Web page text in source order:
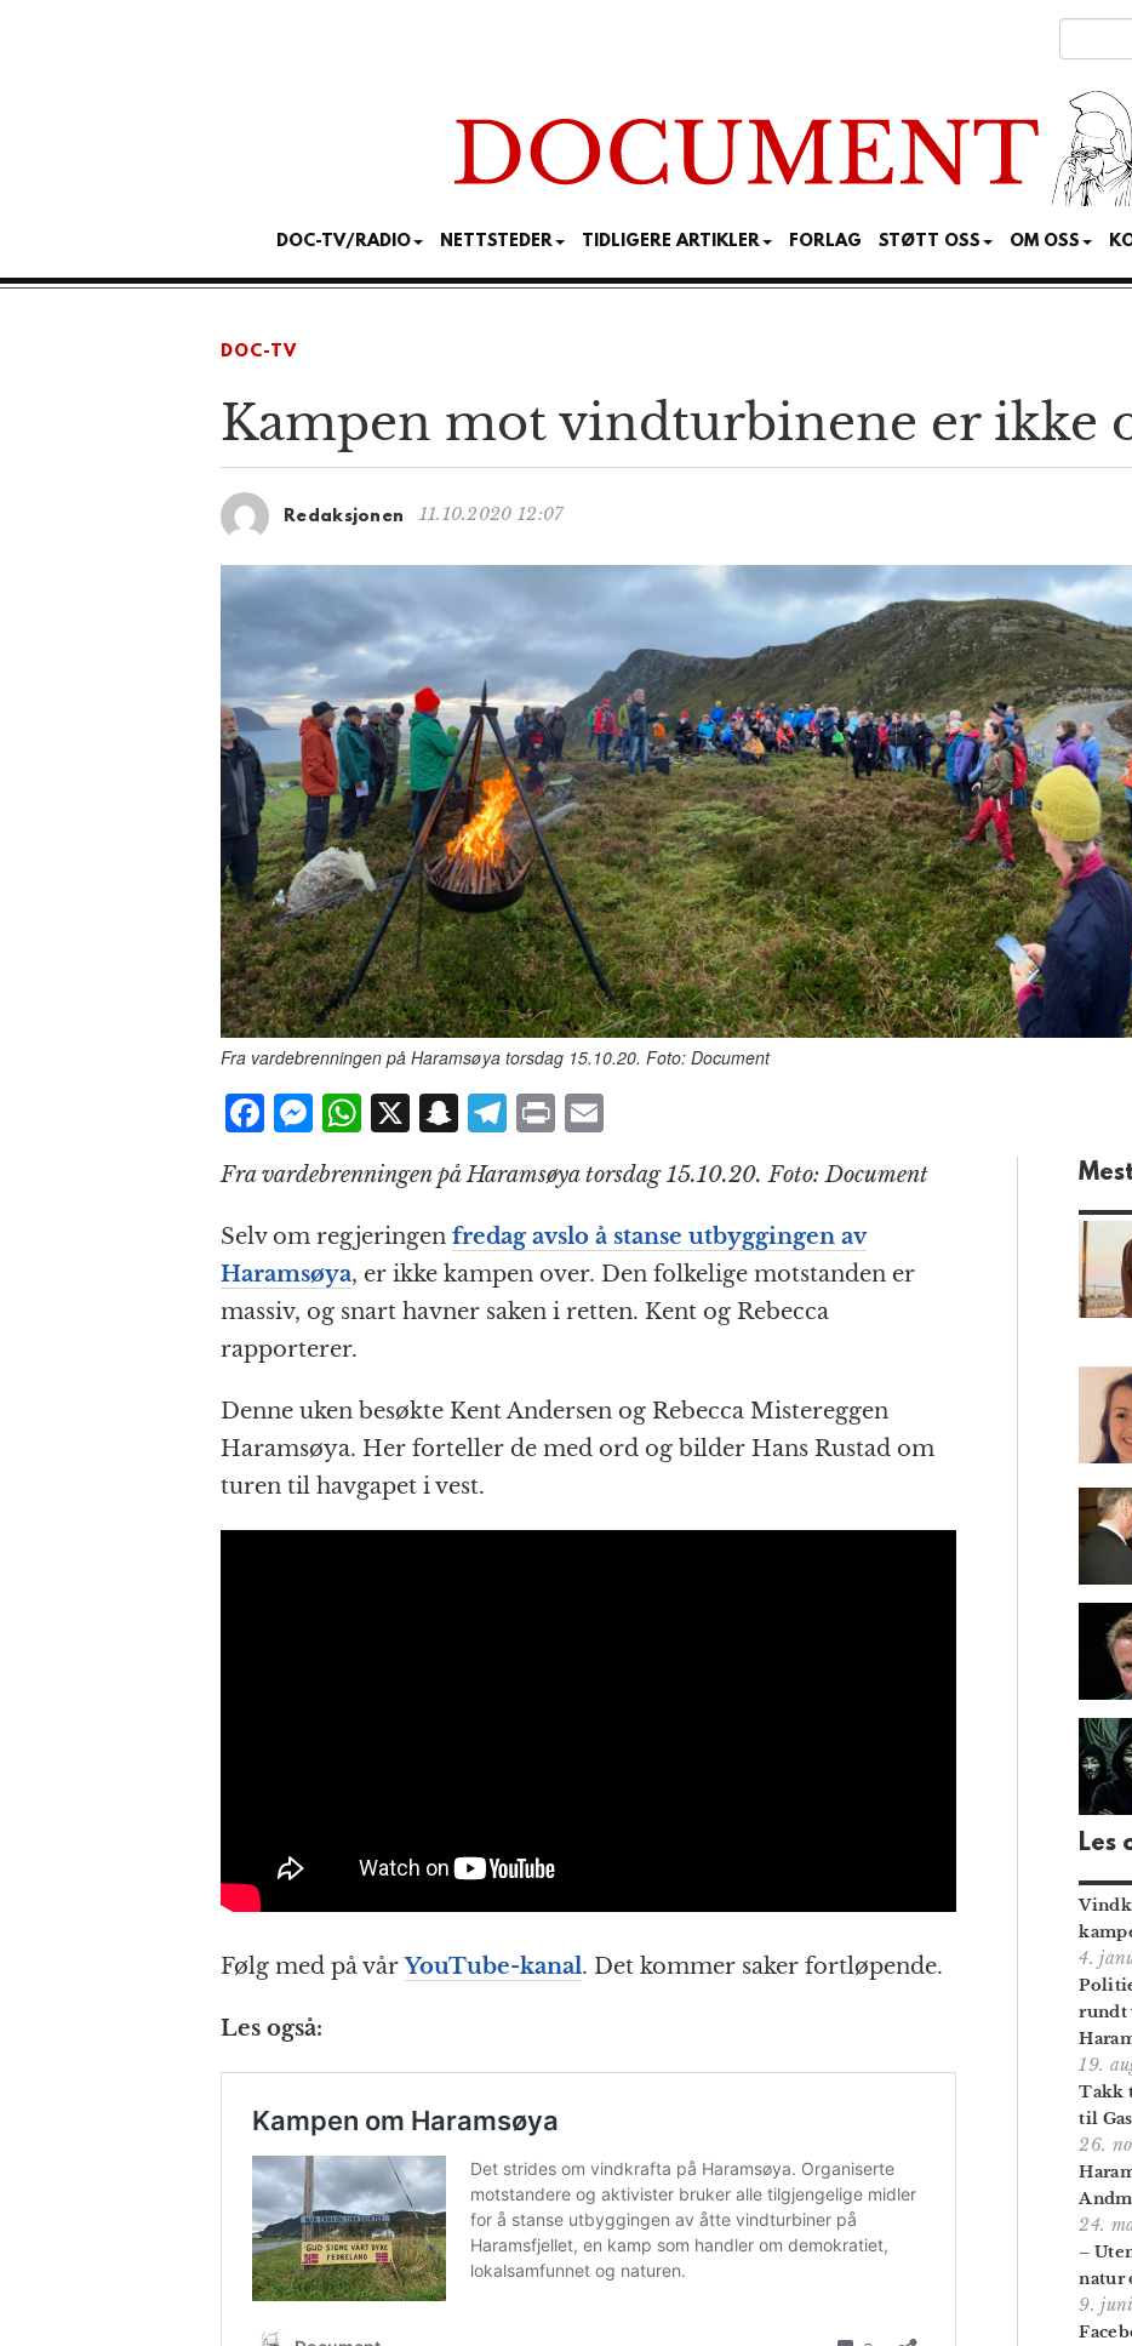
DOC-TV/RADIO NETTSTEDER TIDLIGERE ARTIKLER FORLAG STØTT OSS OM OSS
DOC-TV
Kampen mot vindturbinene er ikke
Redaksjonen 11.10.2020 12:07
Fra vardebrenningen på Haramsøya torsdag 15.10.20. Foto: Document
F
c
e
b
o
o
M
e
ss
e
n
g
e
W
h
at
s
A
p
X S
n
a
p
c
h
T
e
g
r
a
P
n
t
m
ai
l
Fra vardebrenningen på Haramsøya torsdag 15.10.20. Foto: Document
Selv om regjeringen fredag avslo å stanse utbyggingen av
Haramsøya, er ikke kampen over. Den folkelige motstanden er
massiv, og snart havner saken i retten. Kent og Rebecca
rapporterer.
Denne uken besøkte Kent Andersen og Rebecca Mistereggen
Haramsøya. Her forteller de med ord og bilder Hans Rustad om
turen til havgapet i vest.
Følg med på vårYouTube-kanal. Det kommer saker fortløpende.
Les også:
Les
4.
rundt
19.
Takk
til
26.
24.
–
natur
9.